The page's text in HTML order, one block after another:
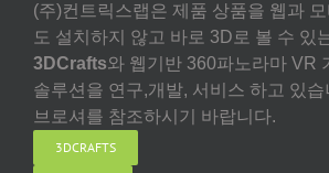
(주)컨트릭스랩은 제품 상품을 웹과
도 설치하지 않고 바로 3D로 볼 수 있
3DCrafts와 웹기반 360파노라마 VR
솔루션을 연구,개발, 서비스 하고 있습
브로셔를 참조하시기 바랍니다.
3DCRAFTS